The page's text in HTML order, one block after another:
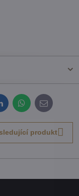
WhatsApp
E-
mail
produkt